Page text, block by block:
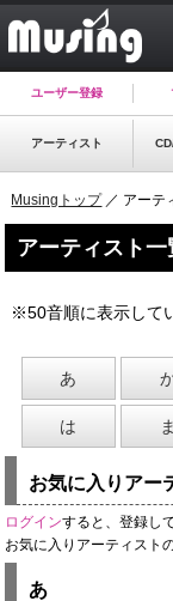
ユーザー登録
アーティスト
Musingトップ／ アーテ
アーティスト一
※50音順に表示して
あ
は ま
お気に入りアー
ログインすると、登録し
お気に入りアーティスト
あ